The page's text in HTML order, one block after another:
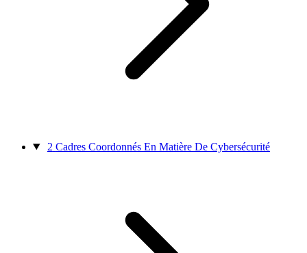
2 Cadres Coordonnés En Matière De Cybersécurité